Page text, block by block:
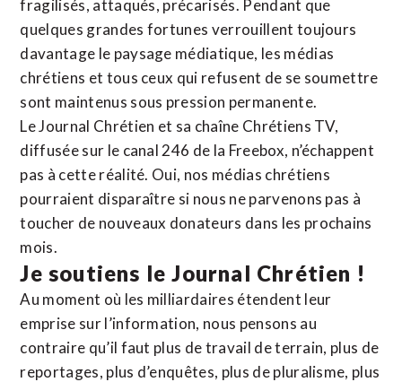
fragilisés, attaqués, précarisés. Pendant que
quelques grandes fortunes verrouillent toujours
davantage le paysage médiatique, les médias
chrétiens et tous ceux qui refusent de se soumettre
sont maintenus sous pression permanente.
Le Journal Chrétien et sa chaîne Chrétiens TV,
diffusée sur le canal 246 de la Freebox, n’échappent
pas à cette réalité. Oui, nos médias chrétiens
pourraient disparaître si nous ne parvenons pas à
toucher de nouveaux donateurs dans les prochains
mois.
Je soutiens le Journal Chrétien !
Au moment où les milliardaires étendent leur
emprise sur l’information, nous pensons au
contraire qu’il faut plus de travail de terrain, plus de
reportages, plus d’enquêtes, plus de pluralisme, plus